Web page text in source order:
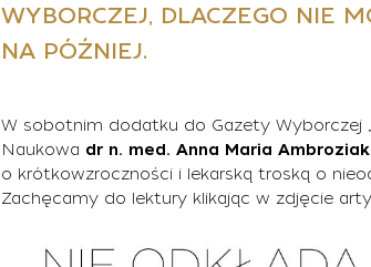
WYBORCZEJ, DLACZEGO NIE
NA PÓŹNIEJ.
W sobotnim dodatku do Gazety Wyborczej
Naukowa dr n. med. Anna Maria Ambroziak
o krótkowzroczności i lekarską troską o
Zachęcamy do lektury klikając w zdjęcie